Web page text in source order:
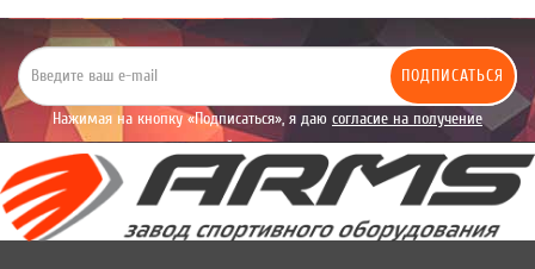
ПОДПИСАТЬСЯ
Нажимая на кнопку «Подписаться», я даю согласие на получение
уведомлений рекламного характера.